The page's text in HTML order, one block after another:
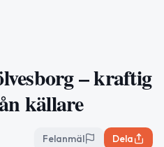
– kraftig
källare
Felanmäl Dela